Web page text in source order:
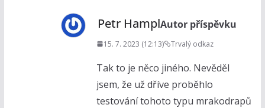
Petr HamplAutor příspěvku
15. 7. 2023 (12:13) Trvalý odkaz
Tak to je něco jiného. Nevěděl
jsem, že už dříve proběhlo
testování tohoto typu mrakodrapů